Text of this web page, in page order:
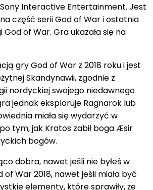
Interactive Entertainment. Jest
część serii God of War i ostatnia
God of War. Gra ukazała się na
gry God of War z 2018 roku i jest
Skandynawii, zgodnie z
nordyckiej swojego niedawnego
jednak eksploruje Ragnarok lub
miała się wydarzyć w
tym, jak Kratos zabił boga Æsir
bogów.
dobra, nawet jeśli nie byłeś w
War 2018, nawet jeśli miała być
elementy, które sprawiły, że